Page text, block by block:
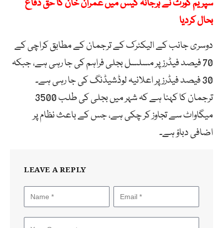
سپریم کورٹ نے ہرجانہ کیس میں عمران خان کا حق دفاع
بحال کردیا
دوسری جانب کے الیکٹرک کے ترجمان کے مطابق کراچی کے
70 فیصد فیڈرز پر مسلسل بجلی فراہم کی جا رہی ہے، جبکہ
30 فیصد فیڈرز پر اعلانیہ لوڈشیڈنگ کی جا رہی ہے۔
ترجمان کا کہنا ہے کہ شہر میں بجلی کی طلب 3500
میگاواٹ سے تجاوز کر چکی ہے، جس کے باعث نظام پر
اضافی دباؤ ہے۔
LEAVE A REPLY